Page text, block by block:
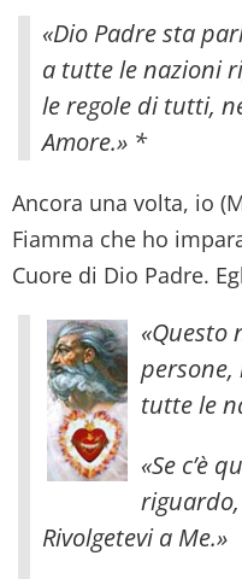
«Dio Padre sta
a tutte le nazioni
le regole di tutti,
Amore.» *
Ancora una volta, io
Fiamma che ho
Cuore di Dio Padre.
«Questo
tutte le
«Se c’è
riguardo,
Rivolgetevi a Me.»